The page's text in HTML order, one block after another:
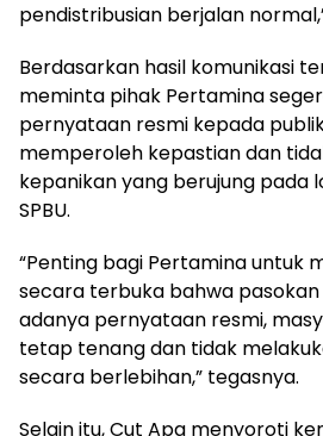
pendistribusian berjalan
Berdasarkan hasil komunikasi
meminta pihak Pertamina
pernyataan resmi kepada
memperoleh kepastian dan
kepanikan yang berujung pada
SPBU.
“Penting bagi Pertamina untuk
secara terbuka bahwa pasokan
adanya pernyataan resmi,
tetap tenang dan tidak
secara berlebihan,” tegasnya.
Selain itu, Cut Apa menyoroti